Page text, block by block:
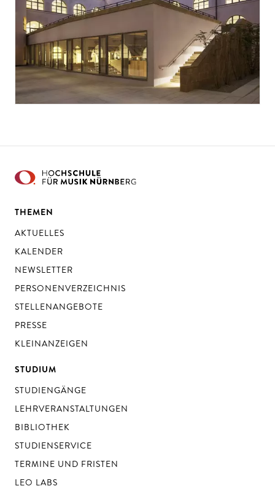
THEMEN
AKTUELLES
KALENDER
NEWSLETTER
PERSONENVERZEICHNIS
STELLENANGEBOTE
PRESSE
KLEINANZEIGEN
STUDIUM
STUDIENGÄNGE
LEHRVERANSTALTUNGEN
BIBLIOTHEK
STUDIENSERVICE
TERMINE UND FRISTEN
LEO LABS